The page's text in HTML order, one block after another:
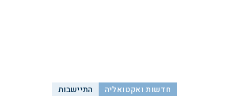
חדשות ואקטואליה התיישבות